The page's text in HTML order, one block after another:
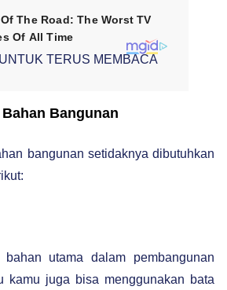
TERUS MEMBACA
Bangunan
bangunan setidaknya dibutuhkan
utama dalam pembangunan
kamu juga bisa menggunakan bata